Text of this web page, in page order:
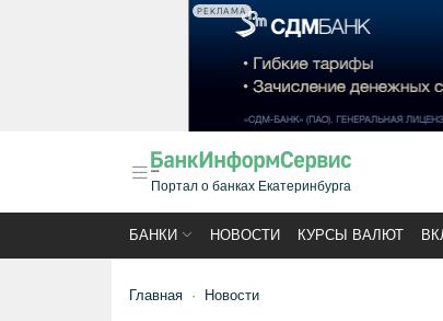
РЕКЛАМА
Портал о банках Екатеринбурга
БАНКИ НОВОСТИ КУРСЫ ВАЛЮТ
Главная Новости